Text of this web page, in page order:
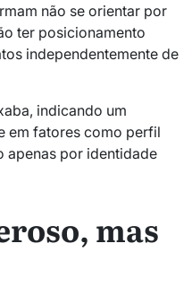
não se orientar por
ter posicionamento
independentemente de
indicando um
em fatores como perfil
apenas por identidade
mas